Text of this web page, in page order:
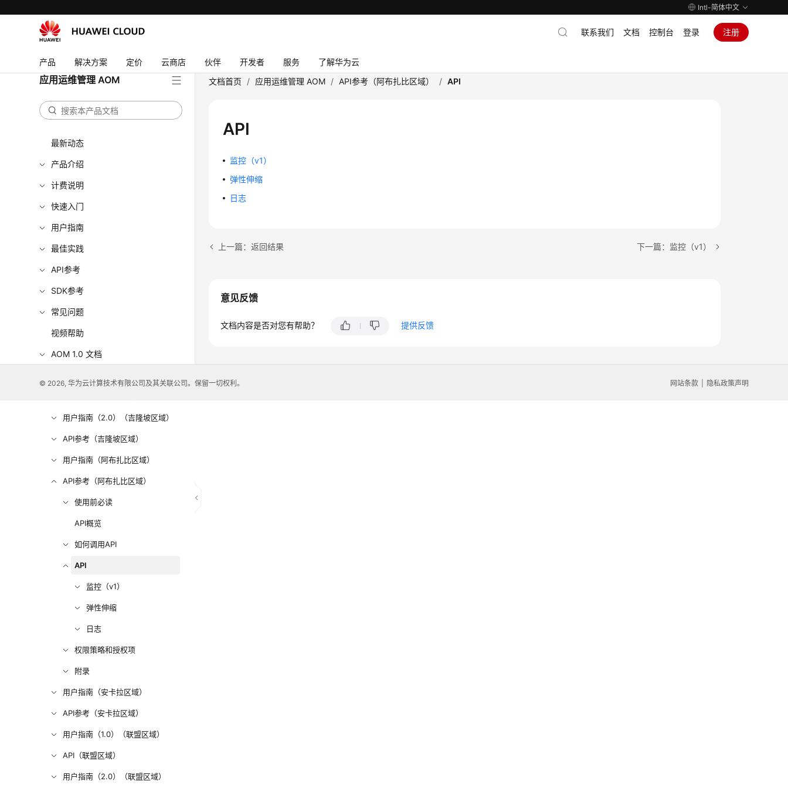
Intl-简体中文
产品 解决方案 定价 云商店 伙伴 开发者 服务 了解华为云
联系我们 文档 控制台 登录 注册
应用运维管理 AOM
最新动态
产品介绍
计费说明
快速入门
用户指南
最佳实践
API参考
SDK参考
常见问题
视频帮助
AOM 1.0 文档
用户指南（2.0）（吉隆坡区域）
API参考（吉隆坡区域）
用户指南（阿布扎比区域）
API参考（阿布扎比区域）
使用前必读
API概览
如何调用API
API
监控（v1）
弹性伸缩
日志
权限策略和授权项
附录
用户指南（安卡拉区域）
API参考（安卡拉区域）
用户指南（1.0）（联盟区域）
API（联盟区域）
用户指南（2.0）（联盟区域）
文档首页 / 应用运维管理 AOM / API参考（阿布扎比区域） / API
API
监控（v1）
弹性伸缩
日志
上一篇：返回结果 下一篇：监控（v1）
意见反馈
文档内容是否对您有帮助？ 提供反馈
© 2026, 华为云计算技术有限公司及其关联公司。保留一切权利。 网站条款 隐私政策声明